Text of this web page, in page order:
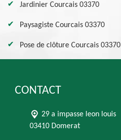
Jardinier Courcais 03370
Paysagiste Courcais 03370
Pose de clôture Courcais 03370
CONTACT
29 a impasse leon louis
03410 Domerat